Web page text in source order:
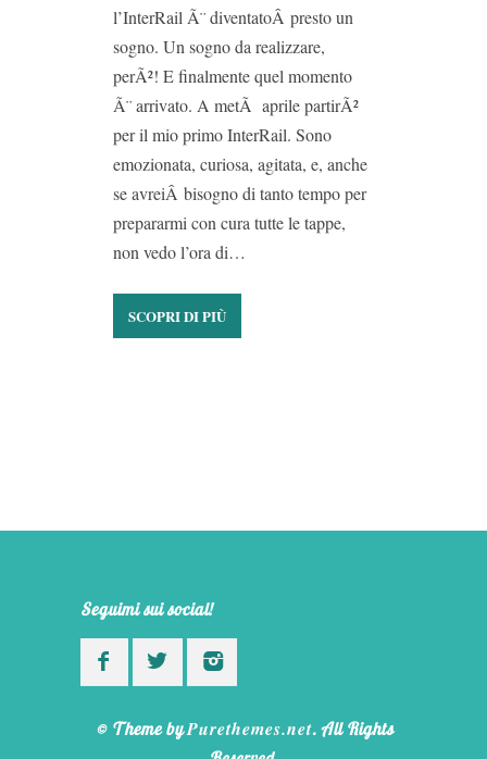
l’InterRail Ã¨ diventatoÂ presto un
sogno. Un sogno da realizzare,
perÃ²! E finalmente quel momento
Ã¨ arrivato. A metÃ aprile partirÃ²
per il mio primo InterRail. Sono
emozionata, curiosa, agitata, e, anche
se avreiÂ bisogno di tanto tempo per
prepararmi con cura tutte le tappe,
non vedo l’ora di…
SCOPRI DI PIÙ
Seguimi sui social!
© Theme byPurethemes.net. All Rights